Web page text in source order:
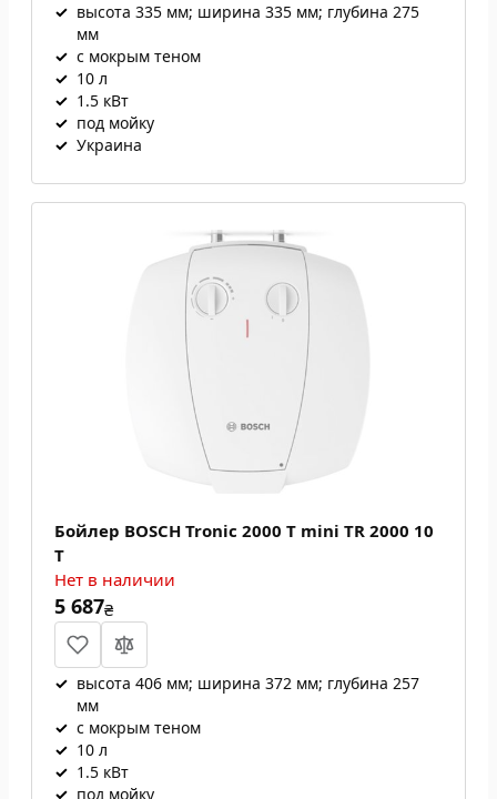
✓ высота 335 мм; ширина 335 мм; глубина 275
мм
✓ с мокрым теном
✓ 10 л
✓ 1.5 кВт
✓ под мойку
✓ Украина
Бойлер BOSCH Tronic 2000 T mini TR 2000 10
T
Нет в наличии
5 687₴
✓ высота 406 мм; ширина 372 мм; глубина 257
мм
✓ с мокрым теном
✓ 10 л
✓ 1.5 кВт
✓ под мойку